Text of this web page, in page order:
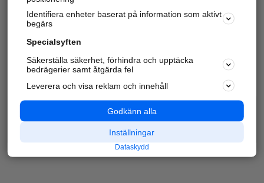
Identifiera enheter baserat på information som aktivt
begärs
Specialsyften
Säkerställa säkerhet, förhindra och upptäcka
bedrägerier samt åtgärda fel
Leverera och visa reklam och innehåll
Godkänn alla
Inställningar
Dataskydd